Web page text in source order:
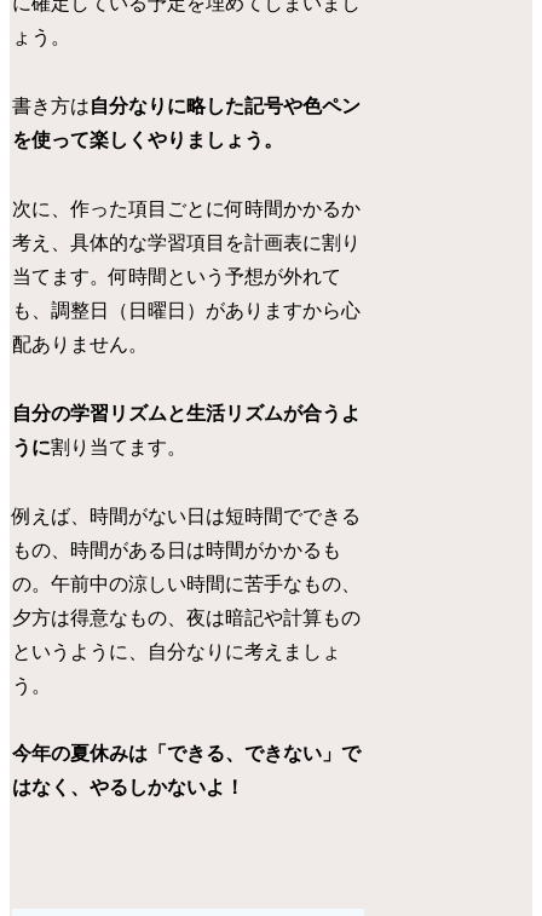
ょう。
書き方は自分なりに略した記号や色ペン
を使って楽しくやりましょう。
次に、作った項目ごとに何時間かかるか
考え、具体的な学習項目を計画表に割り
当てます。何時間という予想が外れて
も、調整日（日曜日）がありますから心
配ありません。
自分の学習リズムと生活リズムが合うよ
うに割り当てます。
例えば、時間がない日は短時間でできる
もの、時間がある日は時間がかかるも
の。午前中の涼しい時間に苦手なもの、
夕方は得意なもの、夜は暗記や計算もの
というように、自分なりに考えましょ
う。
今年の夏休みは「できる、できない」で
はなく、やるしかないよ！